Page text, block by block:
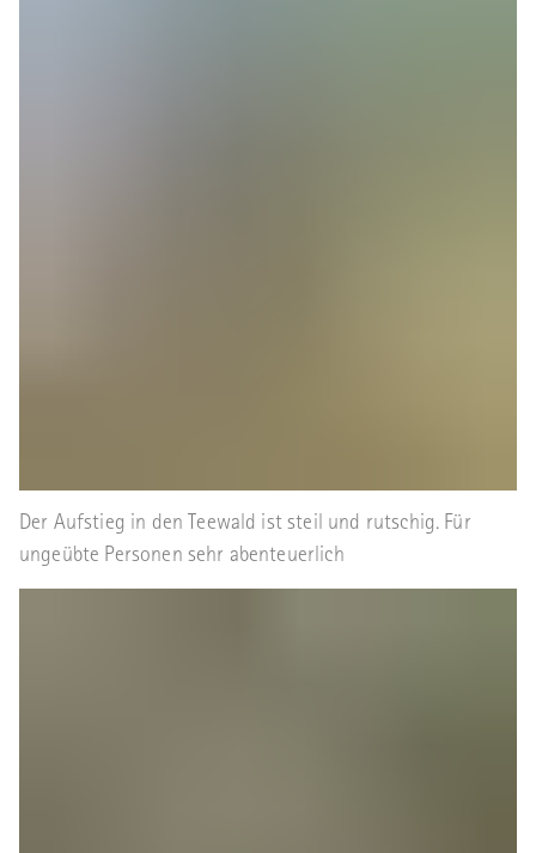
Der Aufstieg in den Teewald ist steil und rutschig. Für
ungeübte Personen sehr abenteuerlich